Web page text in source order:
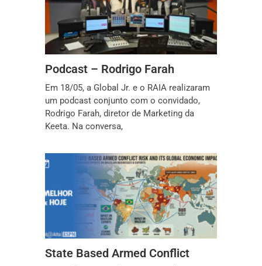
Podcast – Rodrigo Farah
Em 18/05, a Global Jr. e o RAIA realizaram
um podcast conjunto com o convidado,
Rodrigo Farah, diretor de Marketing da
Keeta. Na conversa,
State Based Armed Conflict